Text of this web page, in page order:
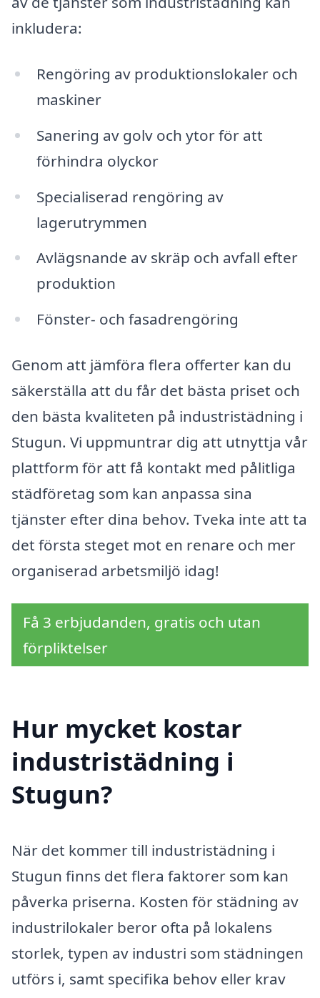
inkludera:
Rengöring av produktionslokaler och
maskiner
Sanering av golv och ytor för att
förhindra olyckor
Specialiserad rengöring av
lagerutrymmen
Avlägsnande av skräp och avfall efter
produktion
Fönster- och fasadrengöring
Genom att jämföra flera offerter kan du
säkerställa att du får det bästa priset och
den bästa kvaliteten på industristädning i
Stugun. Vi uppmuntrar dig att utnyttja vår
plattform för att få kontakt med pålitliga
städföretag som kan anpassa sina
tjänster efter dina behov. Tveka inte att ta
det första steget mot en renare och mer
organiserad arbetsmiljö idag!
Få 3 erbjudanden, gratis och utan
förpliktelser
Hur mycket kostar
industristädning i
Stugun?
När det kommer till industristädning i
Stugun finns det flera faktorer som kan
påverka priserna. Kosten för städning av
industrilokaler beror ofta på lokalens
storlek, typen av industri som städningen
utförs i, samt specifika behov eller krav